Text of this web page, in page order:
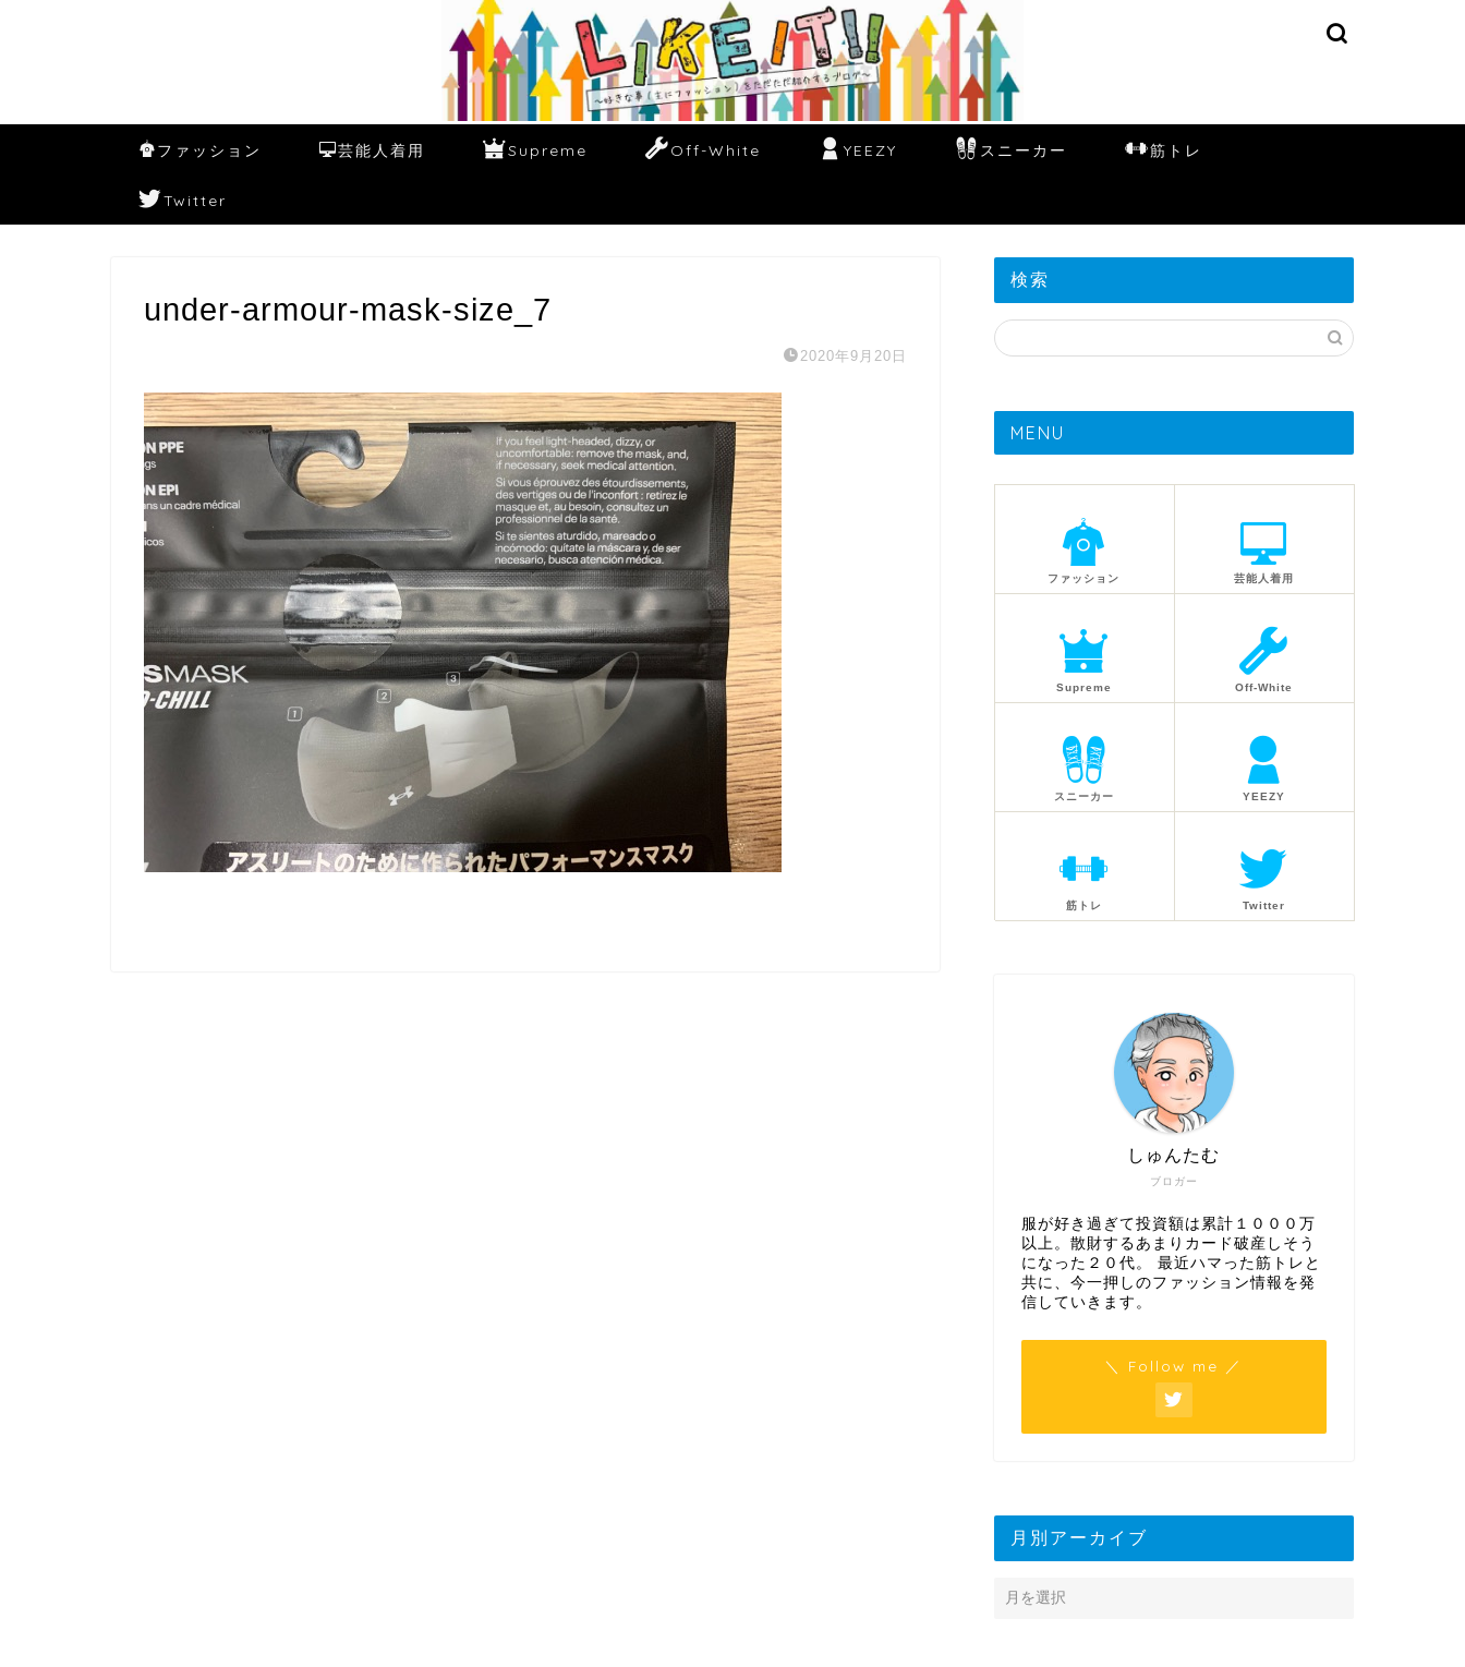
ファッション 芸能人着用 Supreme Off-White YEEZY スニーカー 筋トレ
Twitter
under-armour-mask-size_7
2020年9月20日
検索
MENU
ファッション 芸能人着用
Supreme Off-White
スニーカー YEEZY
筋トレ Twitter
ブロガー
しゅんたむ
服が好き過ぎて投資額は累計１０００万
以上。散財するあまりカード破産しそう
になった２０代。 最近ハマった筋トレと
共に、今一押しのファッション情報を発
信していきます。
＼ Follow me ／
月別アーカイブ